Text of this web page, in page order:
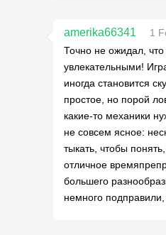
amerika66341
1
Точно не ожидал, что
увлекательными!
иногда становится
простое, но порой
какие-то механики
не совсем ясное:
тыкать, чтобы
отличное
большего
немного